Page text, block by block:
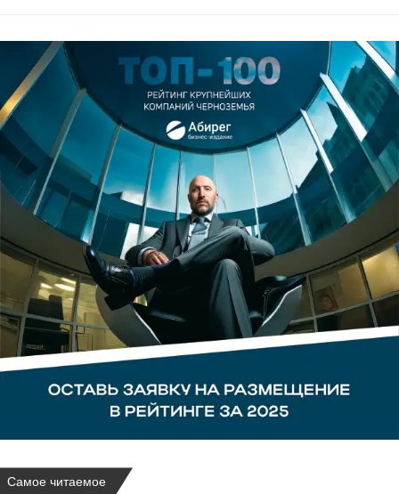
Самое читаемое